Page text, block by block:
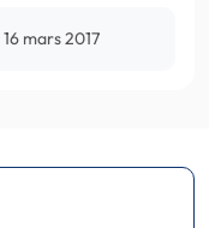
16 mars 2017